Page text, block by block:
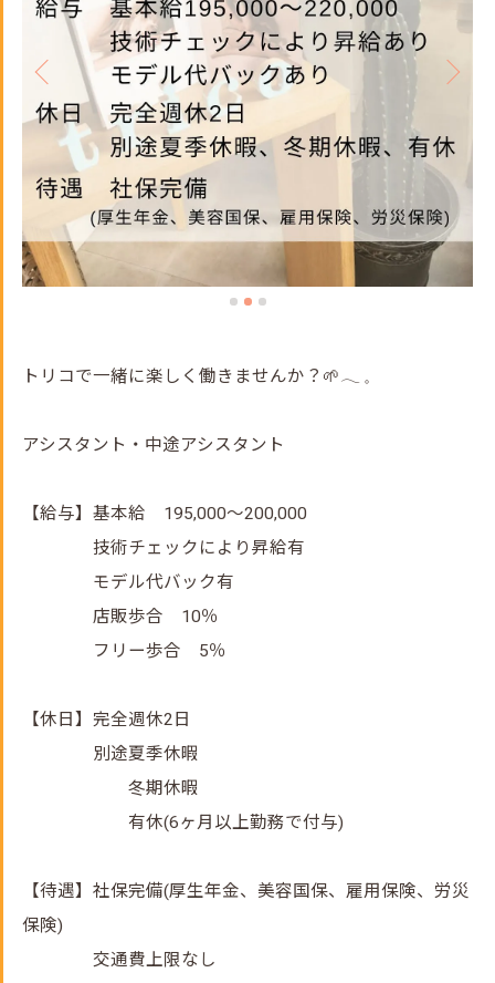
トリコで一緒に楽しく働きませんか？🌱𓂃 𓈒
アシスタント・中途アシスタント
【給与】基本給 195,000～200,000
技術チェックにより昇給有
モデル代バック有
店販歩合 10％
フリー歩合 5％
【休日】完全週休2日
別途夏季休暇
冬期休暇
有休(6ヶ月以上勤務で付与)
【待遇】社保完備(厚生年金、美容国保、雇用保険、労災
保険)
交通費上限なし